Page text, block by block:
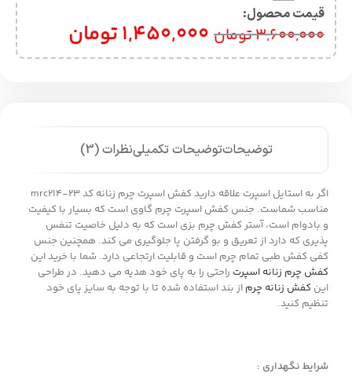
قیمت محصول:​
3,600,000تومان 1,450,000تومان
توضیحاتتوضیحات تکمیلینظرات (3)
اگر به استایل اسپرت علاقه دارید کفش اسپرت چرم زنانه کد mrc214-23
مناسب شماست. جنس کفش اسپرت چرم گاوی است که بسیار با کیفیت
و بادوام است، آستر کفش چرم بزی است که به دلیل خاصیت تنفس
پذیری که دارد از تعریق و بو گرفتن پا جلوگیری می کند. همچنین جنس
کفی کفش طبی تمام چرم است و قابلیت ارتجاعی دارد. شما با خرید این
کفش چرم زنانه اسپرت راحتی را به پای خود هدیه می دهید. در طراحی
این کفش زنانه چرم از بند استفاده شده تا با توجه به سایز پای خود
تنظیم کنید.
شرایط نگهداری :